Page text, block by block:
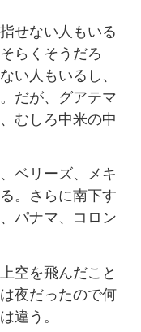
せない人もいる
らくそうだろ
い人もいるし、
だが、グアテマ
むしろ中米の中
ベリーズ、メキ
。さらに南下す
パナマ、コロン
空を飛んだこと
夜だったので何
違う。